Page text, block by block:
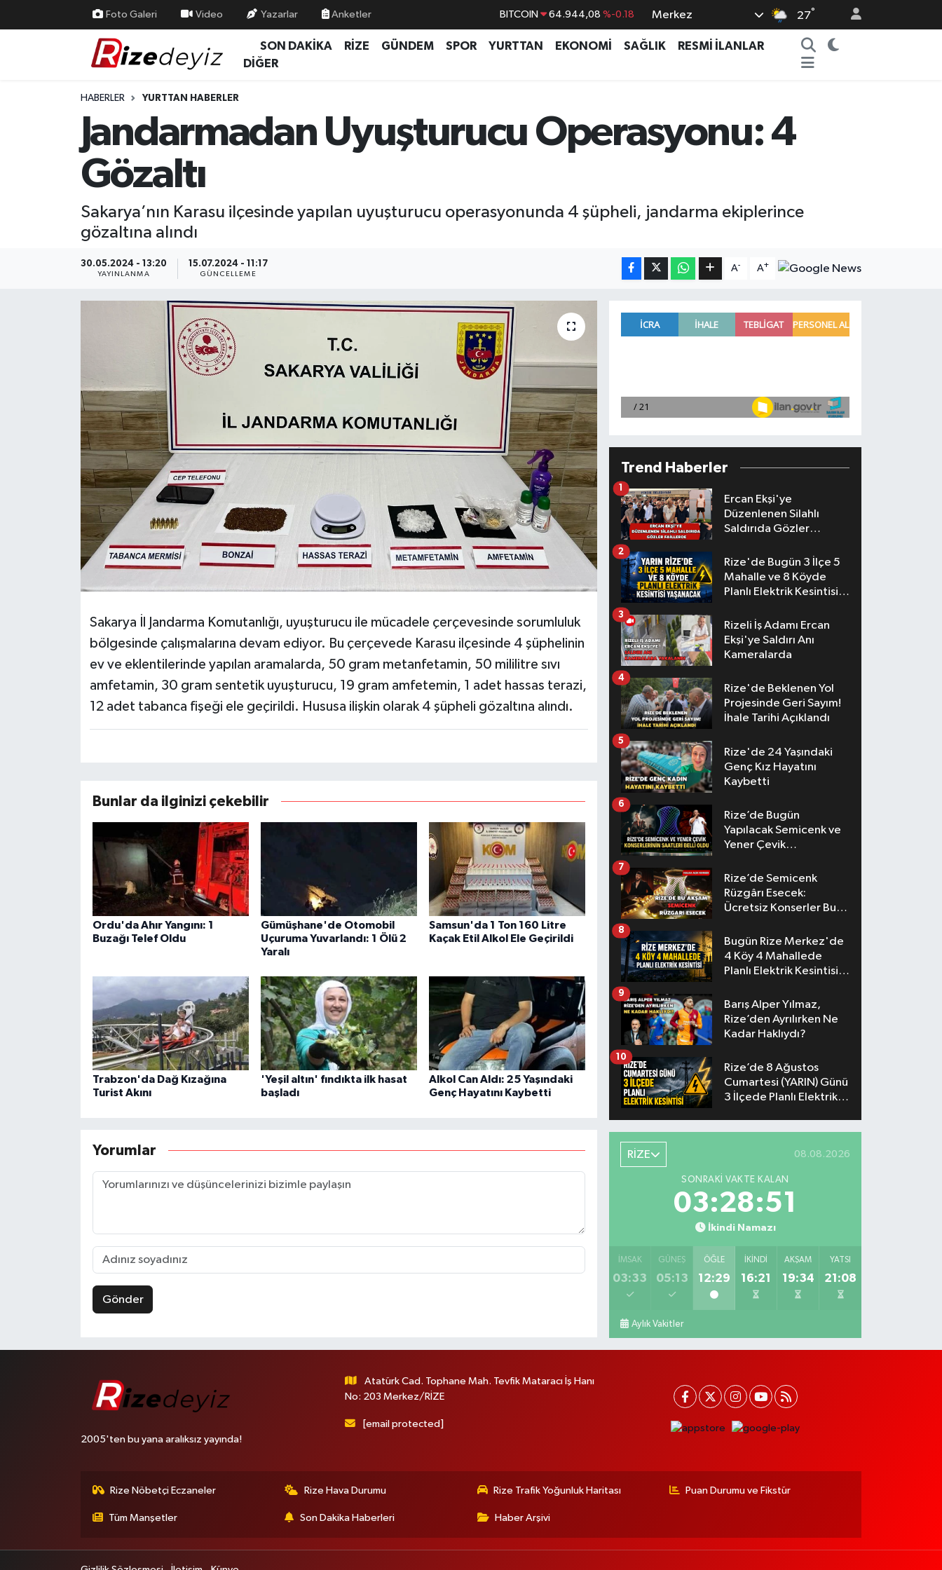
Foto Galeri Video Yazarlar Anketler BITCOIN 64.944,08 %-0.18
DOLAR 47,7436 %0.18
GRAM ALTIN
BİST100 13.779 %-14
Merkez 27°
SON DAKİKA RİZE GÜNDEM SPOR YURTTAN EKONOMİ SAĞLIK
RESMİ İLANLAR
DİĞER
HABERLER YURTTAN HABERLER
Jandarmadan Uyuşturucu Operasyonu: 4
Gözaltı
Sakarya’nın Karasu ilçesinde yapılan uyuşturucu operasyonunda 4 şüpheli, jandarma ekiplerince
gözaltına alındı
30.05.2024 - 13:20
YAYINLANMA
15.07.2024 - 11:17
GÜNCELLEME
A- A+
Sakarya İl Jandarma Komutanlığı, uyuşturucu ile mücadele çerçevesinde sorumluluk
bölgesinde çalışmalarına devam ediyor. Bu çerçevede Karasu ilçesinde 4 şüphelinin
ev ve eklentilerinde yapılan aramalarda, 50 gram metanfetamin, 50 mililitre sıvı
amfetamin, 30 gram sentetik uyuşturucu, 19 gram amfetemin, 1 adet hassas terazi,
12 adet tabanca fişeği ele geçirildi. Hususa ilişkin olarak 4 şüpheli gözaltına alındı.
Bunlar da ilginizi çekebilir
Ordu'da Ahır Yangını: 1
Buzağı Telef Oldu
Gümüşhane'de Otomobil
Uçuruma Yuvarlandı: 1 Ölü 2
Yaralı
Samsun'da 1 Ton 160 Litre
Kaçak Etil Alkol Ele Geçirildi
Trabzon'da Dağ Kızağına
Turist Akını
'Yeşil altın' fındıkta ilk hasat
başladı
Alkol Can Aldı: 25 Yaşındaki
Genç Hayatını Kaybetti
Yorumlar
Gönder
Trend Haberler
Ercan Ekşi'ye
Düzenlenen Silahlı
Saldırıda Gözler
1
Rize'de Bugün 3 İlçe 5
Mahalle ve 8 Köyde
Planlı Elektrik Kesintisi
2
Rizeli İş Adamı Ercan
Ekşi'ye Saldırı Anı
Kameralarda
3
Rize'de Beklenen Yol
Projesinde Geri Sayım!
İhale Tarihi Açıklandı
4
Rize'de 24 Yaşındaki
Genç Kız Hayatını
Kaybetti
5
Rize’de Bugün
Yapılacak Semicenk ve
Yener Çevik
Belli Oldu
6
Rize’de Semicenk
Rüzgârı Esecek:
Ücretsiz Konserler Bu
7
Bugün Rize Merkez'de
4 Köy 4 Mahallede
Planlı Elektrik Kesintisi
8
Barış Alper Yılmaz,
Rize’den Ayrılırken Ne
Kadar Haklıydı?
9
Rize’de 8 Ağustos
Cumartesi (YARIN) Günü
3 İlçede Planlı Elektrik
10
RİZE 08.08.2026
SONRAKI VAKTE KALAN
03:28:51
İkindi Namazı
İMSAK
03:33
GÜNEŞ
05:13
ÖĞLE
12:29
İKINDI
16:21
AKŞAM
19:34
YATSI
21:08
Aylık Vakitler
2005'ten bu yana aralıksız yayında!
Atatürk Cad. Tophane Mah. Tevfik Mataracı İş Hanı
No: 203 Merkez/RİZE
[email protected]
Rize Nöbetçi Eczaneler Rize Hava Durumu Rize Trafik Yoğunluk Haritası Puan Durumu ve Fikstür
Tüm Manşetler Son Dakika Haberleri Haber Arşivi
Yurttan Haberler
Ekonomi
Rize Nöbetçi Eczaneler
Rize Trafik Yoğunluk Haritası
Süper Lig Puan Durumu ve Fikstür
Son Dakika Haberleri
Haber Arşivi